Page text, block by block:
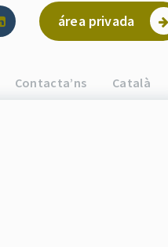
área privada
Contacta’ns Català